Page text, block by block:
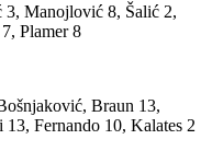
Manojlović 8, Šalić 2,
Plamer 8
Braun 13,
Fernando 10, Kalates 2